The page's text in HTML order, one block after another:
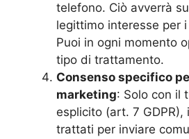
telefono. Ciò avverrà
legittimo interesse per
Puoi in ogni momento
tipo di trattamento.
Consenso specifico
marketing: Solo con il
esplicito (art. 7
trattati per inviare